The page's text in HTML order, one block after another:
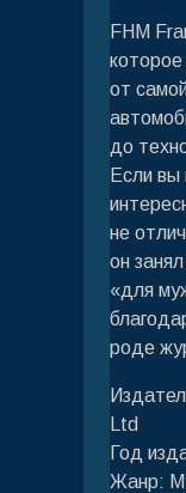
FHM
от
до
Если вы
не
он
«для
роде
Ltd
Год
Жанр: